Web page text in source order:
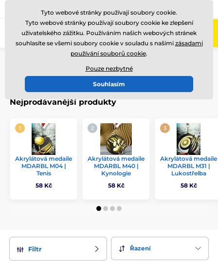
Zavolejte nám (Po-Pá 8-17)
MDARBL
Nejprodávanější produkty
Akrylátová medaile
MDARBL M04 |
Tenis
58 Kč
Akrylátová medaile
MDARBL M40 |
Kynologie
58 Kč
Akrylátová medaile
MDARBL M31 |
Lukostřelba
58 Kč
Filtr Řazení
Tyto webové stránky používají soubory cookie.
Tyto webové stránky používají soubory cookie ke zlepšení
uživatelského zážitku. Používáním našich webových stránek
souhlasíte se všemi soubory cookie v souladu s našimi zásadami
používání souborů cookie.
Pouze nezbytné
Souhlasím